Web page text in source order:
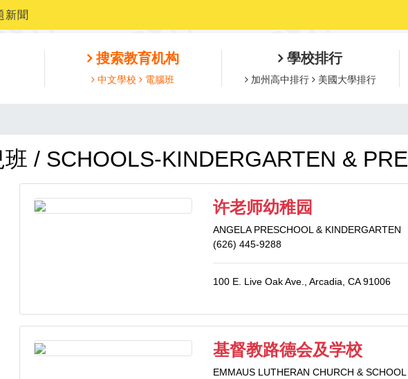
新聞
搜索教育机构
中文學校 電腦班
學校排行
加州高中排行 美國大學排行
班 / SCHOOLS-KINDERGARTEN &
许老师幼稚园
ANGELA PRESCHOOL & KINDERGARTEN
(626) 445-9288
100 E. Live Oak Ave., Arcadia, CA 91006
基督教路德会及学校
EMMAUS LUTHERAN CHURCH & SCHOOL